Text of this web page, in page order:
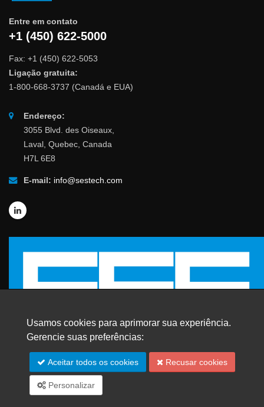
Entre em contato
+1 (450) 622-5000
Fax: +1 (450) 622-5053
Ligação gratuita:
1-800-668-3737 (Canadá e EUA)
Endereço:
3055 Blvd. des Oiseaux,
Laval, Quebec, Canada
H7L 6E8
E-mail: info@sestech.com
© 2026 SafEngServices & technologies ltd.
Todos os direitos reservados. | Marcas Registradas
Usamos cookies para aprimorar sua experiência.
Gerencie suas preferências:
Aceitar todos os cookies Recusar cookies
Personalizar